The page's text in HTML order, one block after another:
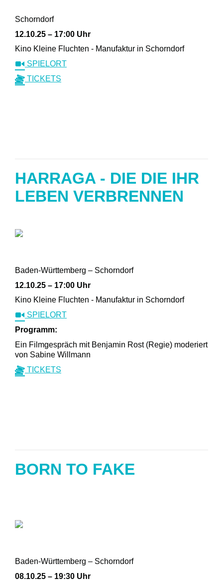
Schorndorf
12.10.25 – 17:00 Uhr
Kino Kleine Fluchten - Manufaktur in Schorndorf
SPIELORT
TICKETS
HARRAGA - DIE DIE IHR
LEBEN VERBRENNEN
Baden-Württemberg – Schorndorf
12.10.25 – 17:00 Uhr
Kino Kleine Fluchten - Manufaktur in Schorndorf
SPIELORT
Programm:
Ein Filmgespräch mit Benjamin Rost (Regie) moderiert
von Sabine Willmann
TICKETS
BORN TO FAKE
Baden-Württemberg – Schorndorf
08.10.25 – 19:30 Uhr